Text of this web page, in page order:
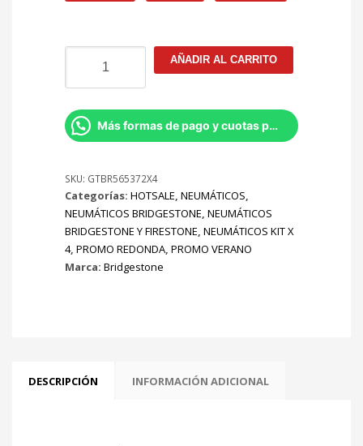
245/45R17
BRIDGESTONE
POTENZA
S001
95Y
X4
cantidad
AÑADIR AL CARRITO
Más formas de pago y cuotas por Whatsapp
SKU: GTBR565372X4
Categorías: HOTSALE, NEUMÁTICOS,
NEUMÁTICOS BRIDGESTONE, NEUMÁTICOS
BRIDGESTONE Y FIRESTONE, NEUMÁTICOS KIT X
4, PROMO REDONDA, PROMO VERANO
Marca: Bridgestone
DESCRIPCIÓN INFORMACIÓN ADICIONAL